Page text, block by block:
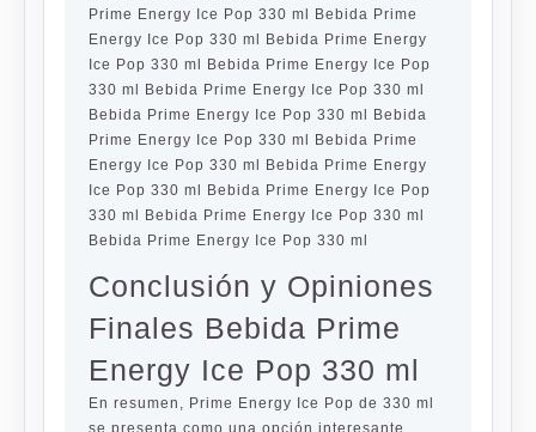
Prime Energy Ice Pop 330 ml Bebida Prime
Energy Ice Pop 330 ml Bebida Prime Energy
Ice Pop 330 ml Bebida Prime Energy Ice Pop
330 ml Bebida Prime Energy Ice Pop 330 ml
Bebida Prime Energy Ice Pop 330 ml Bebida
Prime Energy Ice Pop 330 ml Bebida Prime
Energy Ice Pop 330 ml Bebida Prime Energy
Ice Pop 330 ml Bebida Prime Energy Ice Pop
330 ml Bebida Prime Energy Ice Pop 330 ml
Bebida Prime Energy Ice Pop 330 ml
Conclusión y Opiniones
Finales Bebida Prime
Energy Ice Pop 330 ml
En resumen, Prime Energy Ice Pop de 330 ml
se presenta como una opción interesante